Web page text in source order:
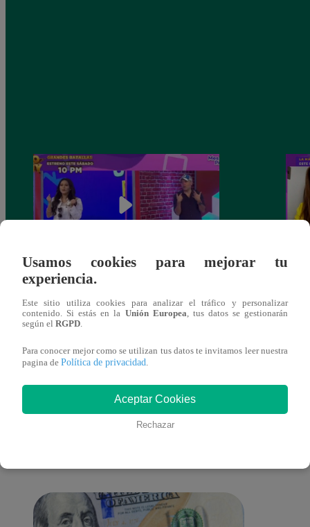
Amy Gutierrez pasó un divertido
momento en el programa
Casa’
También te puede
Usamos cookies para mejorar tu
experiencia.
Este sitio utiliza cookies para analizar el tráfico y personalizar
contenido. Si estás en la Unión Europea, tus datos se gestionarán
según el RGPD.
Para conocer mejor como se utilizan tus datos te invitamos leer nuestra
pagina de Política de privacidad.
Aceptar Cookies
Rechazar